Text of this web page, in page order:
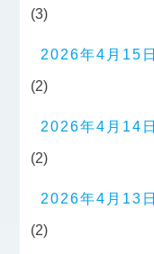
(3)
2026年4月15日
(2)
2026年4月14日
(2)
2026年4月13日
(2)